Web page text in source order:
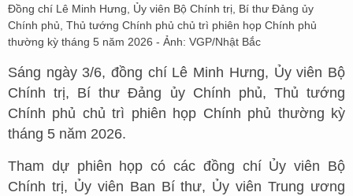
Đồng chí Lê Minh Hưng, Ủy viên Bộ Chính trị, Bí thư Đảng ủy
Chính phủ, Thủ tướng Chính phủ chủ trì phiên họp Chính phủ
thường kỳ tháng 5 năm 2026 - Ảnh: VGP/Nhật Bắc
Sáng ngày 3/6, đồng chí Lê Minh Hưng, Ủy viên Bộ
Chính trị, Bí thư Đảng ủy Chính phủ, Thủ tướng
Chính phủ chủ trì phiên họp Chính phủ thường kỳ
tháng 5 năm 2026.
Tham dự phiên họp có các đồng chí Ủy viên Bộ
Chính trị, Ủy viên Ban Bí thư, Ủy viên Trung ương